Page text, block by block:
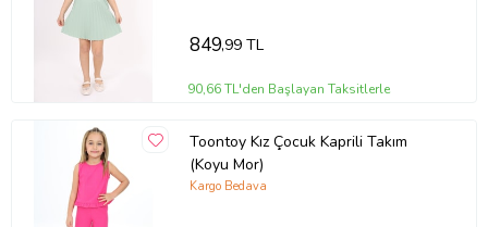
849,99 TL
90,66 TL'den Başlayan Taksitlerle
Toontoy Kız Çocuk Kaprili Takım
(Koyu Mor)
Kargo Bedava